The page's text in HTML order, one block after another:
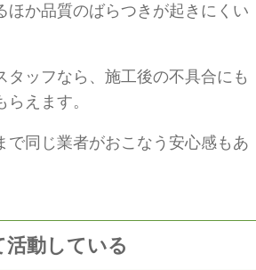
ほか品質のばらつきが起きにくい
タッフなら、施工後の不具合にも
えます。
で同じ業者がおこなう安心感もあ
動している